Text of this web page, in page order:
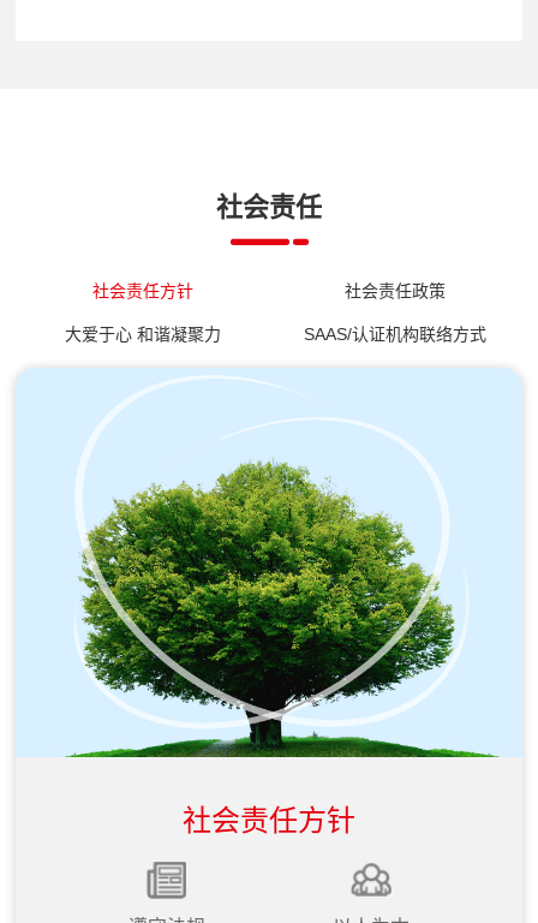
成为百度智能云大模型服务创新伙
入选2023-2024人工智能感知层创
入选2024中国最具创新力AI产品/解
入选2024一线、新一线城市数字经
入选2024人工智能科创小巨人50强
7月
荣获金i奖“2024大模型技术创新奖”
荣获2024全国企业新质生产力赋能
典型案例
7月
获评DCMM稳健级（3级）认证
入选2024数字中国TOP100（人工
8月
入选2024边缘云计算TOP50
入选《数据资产生态运营图谱》“技
术型数商”、“数据产品开发”、“应用
入选2024爱分析·大模型+知识库市
场全景报告
社会责任
社会责任方针 社会责任政策
大爱于心 和谐凝聚力 SAAS/认证机构联络方式
社会责任方针